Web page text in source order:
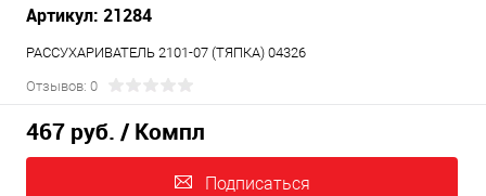
Артикул: 21284
РАССУХАРИВАТЕЛЬ 2101-07 (ТЯПКА) 04326
Отзывов: 0
467 руб. / Компл
Подписаться